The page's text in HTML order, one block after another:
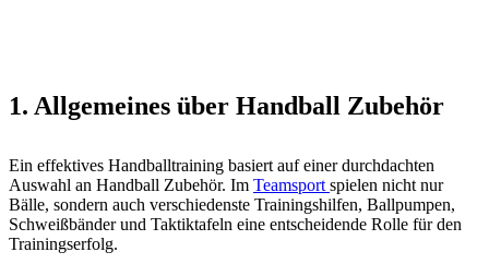
1. Allgemeines über Handball Zubehör
Ein effektives Handballtraining basiert auf einer durchdachten
Auswahl an Handball Zubehör. Im Teamsport spielen nicht nur
Bälle, sondern auch verschiedenste Trainingshilfen, Ballpumpen,
Schweißbänder und Taktiktafeln eine entscheidende Rolle für den
Trainingserfolg.